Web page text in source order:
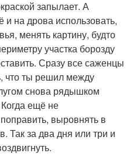
запылает. А
на дрова использовать,
менять картину, будто
участка борозду
Сразу все саженцы
что ты решил между
снова рядышком
ещё не
выровнять в
Так за два дня или три и